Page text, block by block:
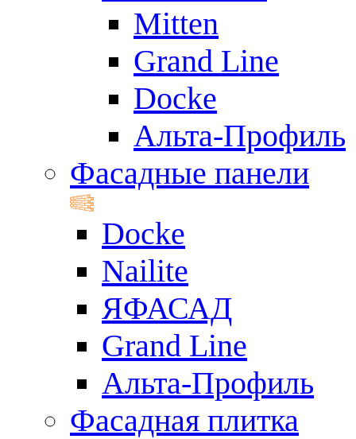
Mitten
Grand Line
Docke
Альта-Профиль
Фасадные панели
Docke
Nailite
ЯФАСАД
Grand Line
Альта-Профиль
Фасадная плитка